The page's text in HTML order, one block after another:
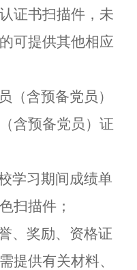
证书扫描件，未
可提供其他相应
（含预备党员）
含预备党员）证
学习期间成绩单
扫描件；
、奖励、资格证
提供有关材料、